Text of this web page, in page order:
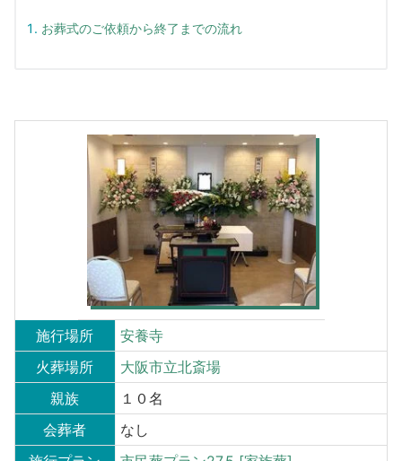
お葬式のご依頼から終了までの流れ
施行場所
安養寺
火葬場所
大阪市立北斎場
親族
１０名
会葬者
なし